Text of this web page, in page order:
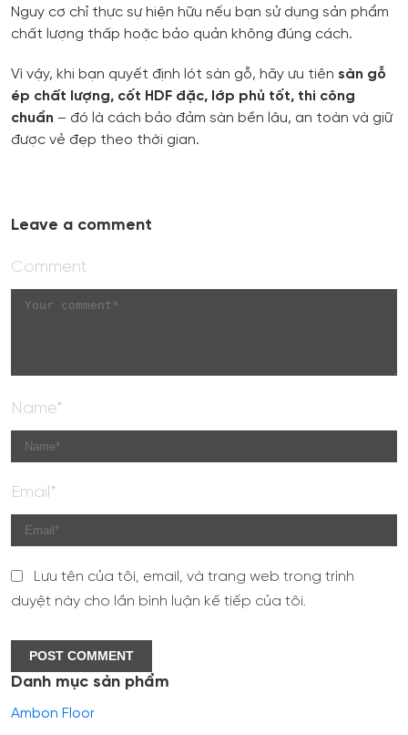
Nguy cơ chỉ thực sự hiện hữu nếu bạn sử dụng sản phẩm
chất lượng thấp hoặc bảo quản không đúng cách.
Vì vậy, khi bạn quyết định lót sàn gỗ, hãy ưu tiên sàn gỗ
ép chất lượng, cốt HDF đặc, lớp phủ tốt, thi công
chuẩn – đó là cách bảo đảm sàn bền lâu, an toàn và giữ
được vẻ đẹp theo thời gian.
Leave a comment
Comment
Name*
Email*
Lưu tên của tôi, email, và trang web trong trình
duyệt này cho lần bình luận kế tiếp của tôi.
Danh mục sản phẩm
Ambon Floor